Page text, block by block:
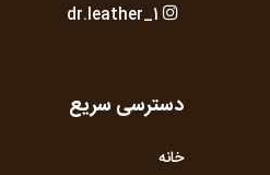
dr.leather_1
دسترسی سریع
خانه